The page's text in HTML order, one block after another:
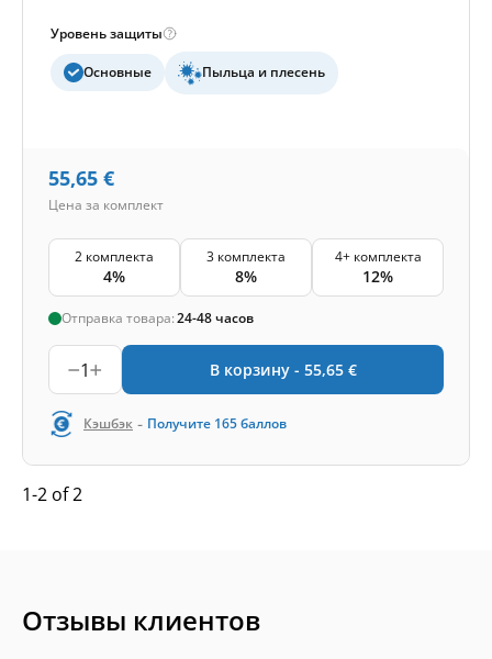
Уровень защиты
Основные Пыльца и плесень
55,65 €
Цена за комплект
2 комплекта
4%
3 комплекта
8%
4+ комплекта
12%
Отправка товара:24-48 часов
1 В корзину - 55,65 €
Кэшбэк - Получите 165баллов
1-2 of 2
Отзывы клиентов